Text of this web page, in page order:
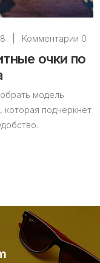
Комментарии 0
очки по
модель
подчеркнет